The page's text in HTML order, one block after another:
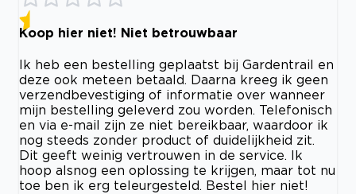
Koop hier niet! Niet betrouwbaar
Ik heb een bestelling geplaatst bij Gardentrail en
deze ook meteen betaald. Daarna kreeg ik geen
verzendbevestiging of informatie over wanneer
mijn bestelling geleverd zou worden. Telefonisch
en via e-mail zijn ze niet bereikbaar, waardoor ik
nog steeds zonder product of duidelijkheid zit.
Dit geeft weinig vertrouwen in de service. Ik
hoop alsnog een oplossing te krijgen, maar tot nu
toe ben ik erg teleurgesteld. Bestel hier niet!